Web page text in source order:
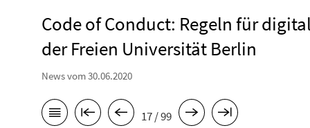
Code of Conduct: Regeln für
der Freien Universität Berlin
News vom 30.06.2020
17 / 99